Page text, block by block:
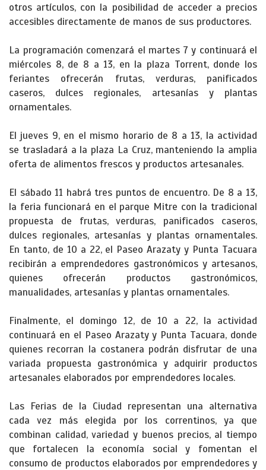
otros artículos, con la posibilidad de acceder a precios
accesibles directamente de manos de sus productores.
La programación comenzará el martes 7 y continuará el
miércoles 8, de 8 a 13, en la plaza Torrent, donde los
feriantes ofrecerán frutas, verduras, panificados
caseros, dulces regionales, artesanías y plantas
ornamentales.
El jueves 9, en el mismo horario de 8 a 13, la actividad
se trasladará a la plaza La Cruz, manteniendo la amplia
oferta de alimentos frescos y productos artesanales.
El sábado 11 habrá tres puntos de encuentro. De 8 a 13,
la feria funcionará en el parque Mitre con la tradicional
propuesta de frutas, verduras, panificados caseros,
dulces regionales, artesanías y plantas ornamentales.
En tanto, de 10 a 22, el Paseo Arazaty y Punta Tacuara
recibirán a emprendedores gastronómicos y artesanos,
quienes ofrecerán productos gastronómicos,
manualidades, artesanías y plantas ornamentales.
Finalmente, el domingo 12, de 10 a 22, la actividad
continuará en el Paseo Arazaty y Punta Tacuara, donde
quienes recorran la costanera podrán disfrutar de una
variada propuesta gastronómica y adquirir productos
artesanales elaborados por emprendedores locales.
Las Ferias de la Ciudad representan una alternativa
cada vez más elegida por los correntinos, ya que
combinan calidad, variedad y buenos precios, al tiempo
que fortalecen la economía social y fomentan el
consumo de productos elaborados por emprendedores y